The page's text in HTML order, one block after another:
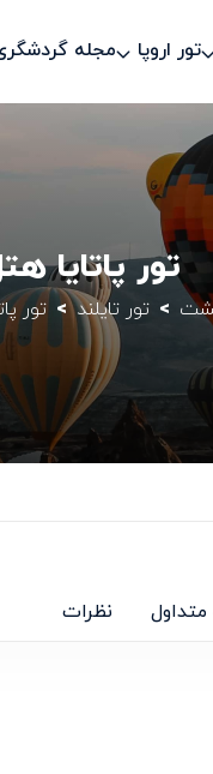
تور اروپا مجله
تور پاتایا
تور تایلند تور
نظرات